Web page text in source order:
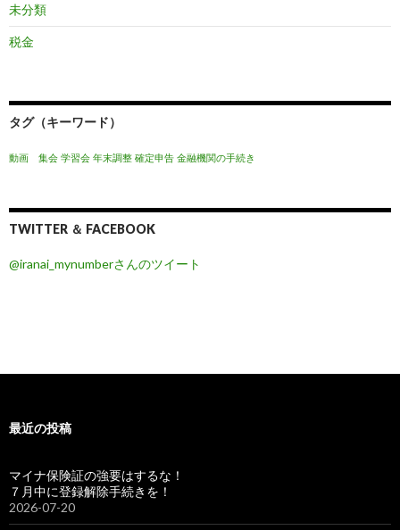
未分類
税金
タグ（キーワード）
動画 集会 学習会 年末調整 確定申告 金融機関の手続き
TWITTER ＆ FACEBOOK
@iranai_mynumberさんのツイート
最近の投稿
マイナ保険証の強要はするな！
７月中に登録解除手続きを！
2026-07-20